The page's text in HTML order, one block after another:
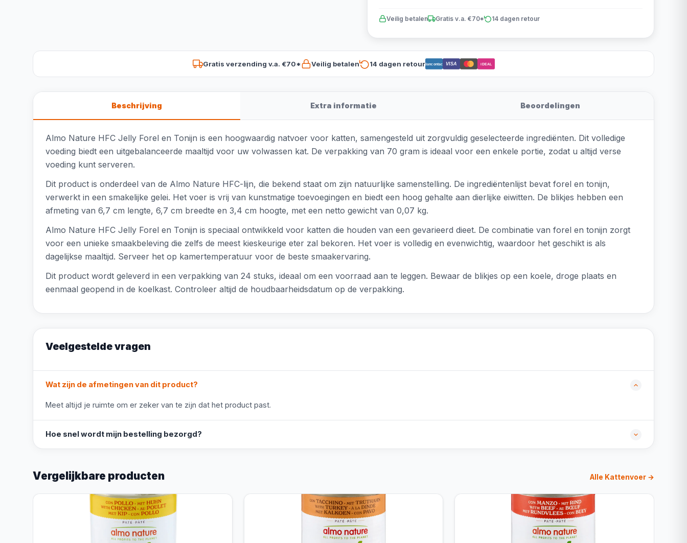
Veilig betalen Gratis v.a. €70* 14 dagen retour
Gratis verzending v.a. €70* Veilig betalen 14 dagen retourBancontact VISA iDEAL
Beschrijving Extra informatie Beoordelingen
Almo Nature HFC Jelly Forel en Tonijn is een hoogwaardig natvoer voor katten, samengesteld uit zorgvuldig geselecteerde ingrediënten. Dit volledige
voeding biedt een uitgebalanceerde maaltijd voor uw volwassen kat. De verpakking van 70 gram is ideaal voor een enkele portie, zodat u altijd verse
voeding kunt serveren.
Dit product is onderdeel van de Almo Nature HFC-lijn, die bekend staat om zijn natuurlijke samenstelling. De ingrediëntenlijst bevat forel en tonijn,
verwerkt in een smakelijke gelei. Het voer is vrij van kunstmatige toevoegingen en biedt een hoog gehalte aan dierlijke eiwitten. De blikjes hebben een
afmeting van 6,7 cm lengte, 6,7 cm breedte en 3,4 cm hoogte, met een netto gewicht van 0,07 kg.
Almo Nature HFC Jelly Forel en Tonijn is speciaal ontwikkeld voor katten die houden van een gevarieerd dieet. De combinatie van forel en tonijn zorgt
voor een unieke smaakbeleving die zelfs de meest kieskeurige eter zal bekoren. Het voer is volledig en evenwichtig, waardoor het geschikt is als
dagelijkse maaltijd. Serveer het op kamertemperatuur voor de beste smaakervaring.
Dit product wordt geleverd in een verpakking van 24 stuks, ideaal om een voorraad aan te leggen. Bewaar de blikjes op een koele, droge plaats en
eenmaal geopend in de koelkast. Controleer altijd de houdbaarheidsdatum op de verpakking.
Veelgestelde vragen
Wat zijn de afmetingen van dit product?
Meet altijd je ruimte om er zeker van te zijn dat het product past.
Hoe snel wordt mijn bestelling bezorgd?
Vergelijkbare producten Alle Kattenvoer →